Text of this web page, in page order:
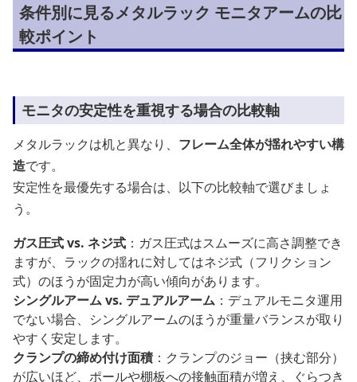
条件別に見るメタルラック モニタアームの比
較ポイント
モニタの安定性を重視する場合の比較軸
メタルラックは机と異なり、 フレーム全体が揺れやすい構
造です。
安定性を最優先する場合は、以下の比較軸で選びましょ
う。
ガス圧式 vs. ネジ式 ：ガス圧式はスムーズに高さ調整でき
ますが、ラックの揺れに対してはネジ式（フリクション
式）のほうが固定力が高い傾向があります。
シングルアーム vs. デュアルアーム ：デュアルモニタ運用
でない場合、シングルアームのほうが重量バランスが取り
やすく安定します。
クランプの締め付け面積 ：クランプのジョー（挟む部分）
が広いほど、ポールや棚板への接触面積が増え、ぐらつき